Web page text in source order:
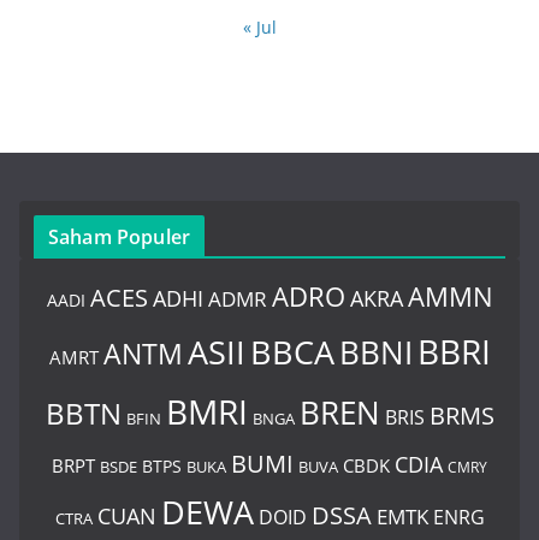
« Jul
Saham Populer
AADI ACES ADHI ADMR ADRO AKRAAMMN
AMRT ANTMASII BBCABBNI BBRI
BBTN BFIN BMRI BNGA BREN BRIS BRMS
BRPT BSDE BTPS BUKA BUMI BUVA CBDK CDIA CMRY
CTRA CUAN DEWA DOID DSSA EMTK ENRG